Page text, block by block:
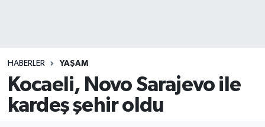
HABERLER YAŞAM
Kocaeli, Novo Sarajevo ile
kardeş şehir oldu
Son Dakika Haberleri
Haber Arşivi